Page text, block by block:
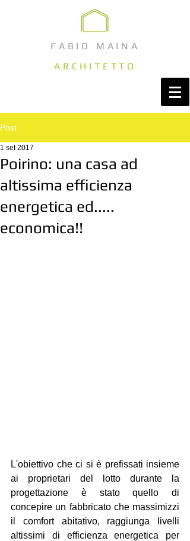
FABIO MAINA
ARCHITETTO
Post
Poirino: una casa ad
altissima efficienza
energetica ed.....
economica!!
1 set 2017
L'obiettivo che ci si è prefissati insieme
ai proprietari del lotto durante la
progettazione è stato quello di
concepire un fabbricato che massimizzi
il comfort abitativo, raggiunga livelli
altissimi di efficienza energetica per